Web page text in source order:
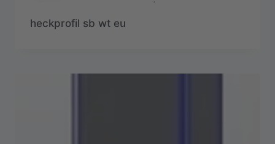
heckprofil sb wt eu